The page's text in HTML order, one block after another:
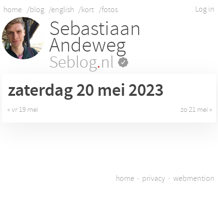
Log in
home /blog /english /kort /fotos
Sebastiaan
Andeweg
Seblog.nl
zaterdag 20 mei 2023
« vr 19 mei zo 21 mei »
home · privacy · webmention